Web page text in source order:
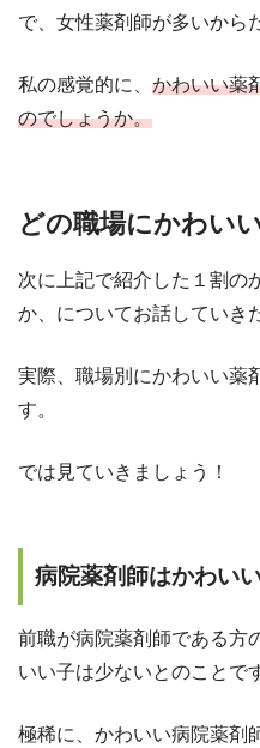
で、女性薬剤師が多いから
私の感覚的に、 かわいい薬
のでしょうか。
どの職場にかわい
次に上記で紹介した１割の
か、についてお話していき
実際、職場別にかわいい薬
す。
では見ていきましょう！
病院薬剤師はかわい
前職が病院薬剤師である方
いい子は少ないとのことで
極稀に、かわいい病院薬剤